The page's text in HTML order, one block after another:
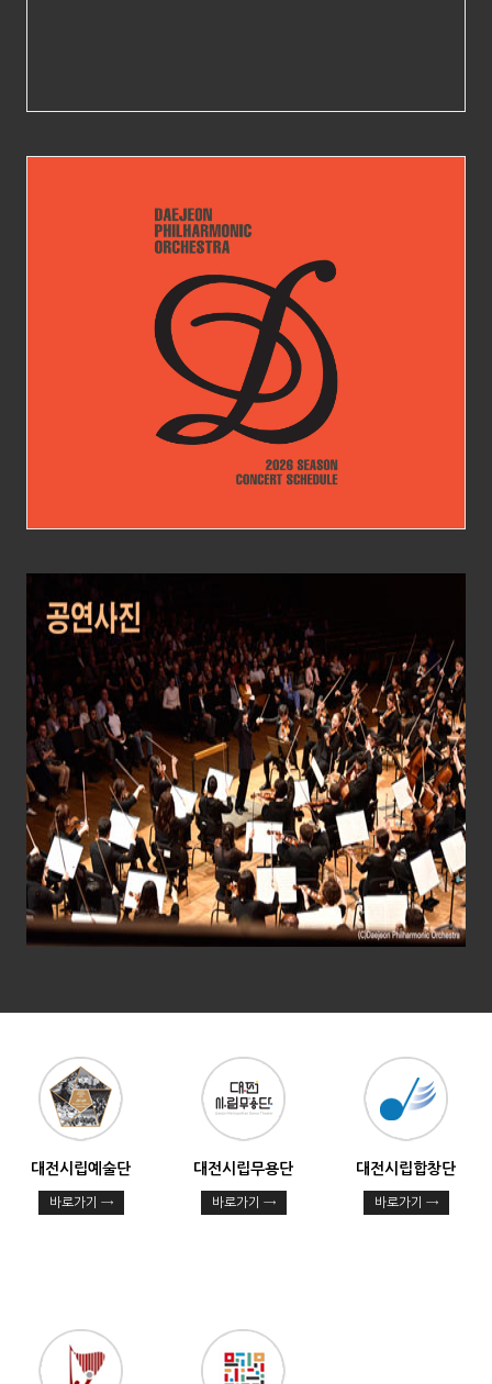
대전시립예술단
바로가기 →
대전시립무용단
바로가기 →
대전시립합창단
바로가기 →